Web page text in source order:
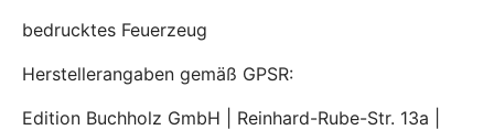
bedrucktes Feuerzeug
Herstellerangaben gemäß GPSR:
Edition Buchholz GmbH | Reinhard-Rube-Str. 13a |